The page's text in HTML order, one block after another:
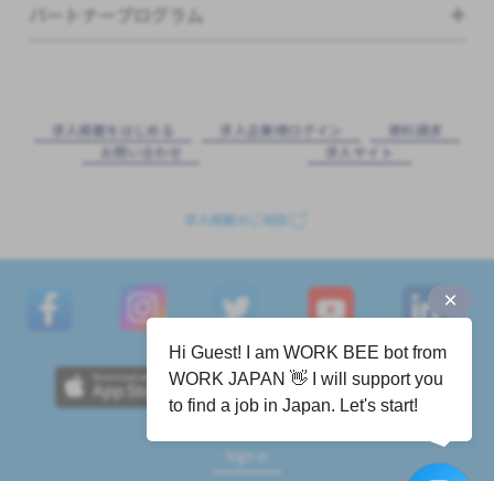
パートナープログラム
求⼈掲載をはじめる 求⼈企業様ログイン
資料請求
お問い合わせ
求⼈サイト
求人掲載のご相談
Sign in
Hi Guest! I am WORK BEE bot from
WORK JAPAN 👋 I will support you
to find a job in Japan. Let's start!